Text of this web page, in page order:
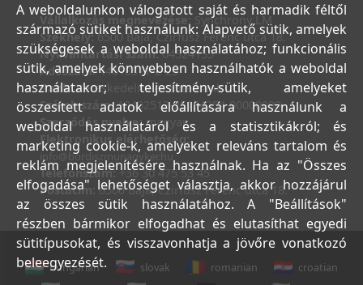
Vállalkozás megnevezése: Synchrony LM
Székhely:6500 Baja, Czirfusz Ferenc utca 18.
Nyilvántartási szám:04524155
Adószám:44018371-2-23
Bank:Kereskedelmi és Hitelbank
Számlaszám:10402513-25154254-00000000
Szerződés nyelve:magyar
Elektronikus elérhetőség:
info@bordiszmunagyker.hu
Telefonszám: +36 30 475 53 45
Postacím:6500 Baja, Czirfusz Ferenc utca 18.
hungarian slovak romanian
croatian
A weboldalunkon válogatott saját és harmadik féltől
származó sütiket használunk: Alapvető sütik, amelyek
szükségesek a weboldal használatához; funkcionális
sütik, amelyek könnyebben használhatók a weboldal
használatakor; teljesítmény-sütik, amelyeket
összesített adatok előállítására használunk a
weboldal használatáról és a statisztikákról; és
marketing cookie-k, amelyeket releváns tartalom és
reklám megjelenítésére használnak. Ha az "Összes
elfogadása" lehetőséget választja, akkor hozzájárul
az összes sütik használatához. A "Beállítások"
részben bármikor elfogadhat és elutasíthat egyedi
sütitípusokat, és visszavonhatja a jövőre vonatkozó
beleegyezését.